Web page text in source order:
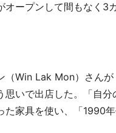
ープンして間もなく3カ
Win Lak Mon）さん
思いで出店した。「自
た家具を使い、「1990